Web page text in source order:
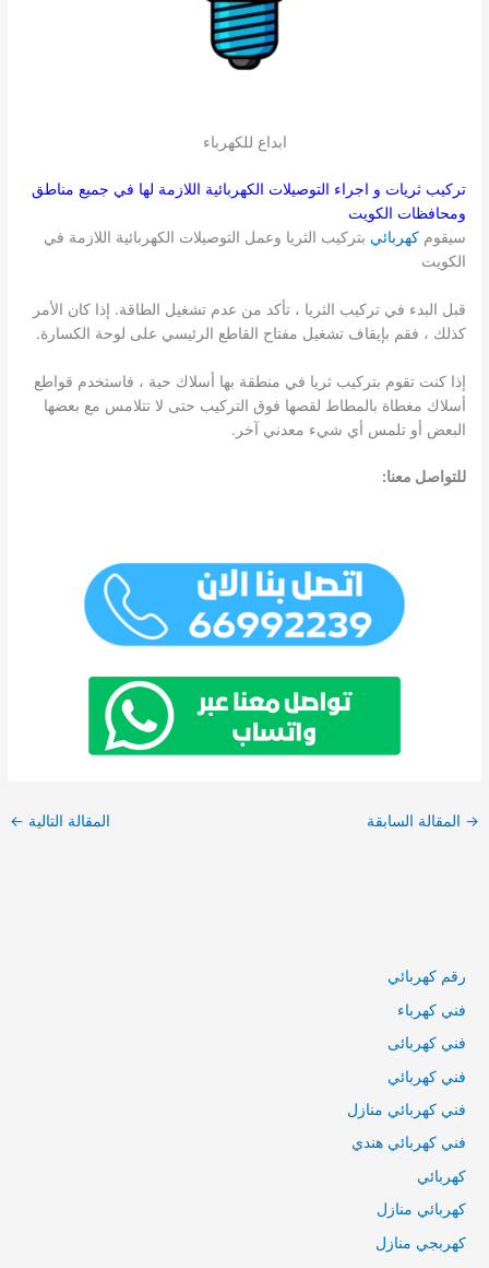
ابداع للكهرباء
تركيب ثريات و اجراء التوصيلات الكهربائية اللازمة لها في جميع مناطق
ومحافظات الكويت
سيقومكهربائي بتركيب الثريا وعمل التوصيلات الكهربائية اللازمة في
الكويت
قبل البدء في تركيب الثريا ، تأكد من عدم تشغيل الطاقة. إذا كان الأمر
كذلك ، فقم بإيقاف تشغيل مفتاح القاطع الرئيسي على لوحة الكسارة.
إذا كنت تقوم بتركيب ثريا في منطقة بها أسلاك حية ، فاستخدم قواطع
أسلاك مغطاة بالمطاط لقصها فوق التركيب حتى لا تتلامس مع بعضها
البعض أو تلمس أي شيء معدني آخر.
للتواصل معنا:
→ المقالة السابقة المقالة التالية ←
رقم كهربائي
فني كهرباء
فني كهربائى
فني كهربائي
فني كهربائي منازل
فني كهربائي هندي
كهربائي
كهربائي منازل
كهربجي منازل